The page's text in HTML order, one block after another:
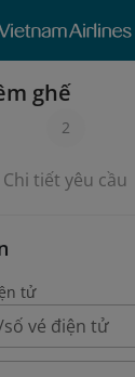
ghế
2
Chi tiết yêu cầu
tử